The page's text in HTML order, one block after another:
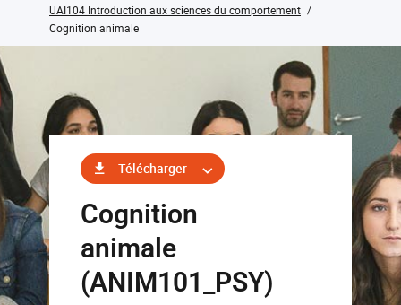
UAI104 Introduction aux sciences du comportement
Cognition animale
Télécharger
Cognition
animale
(ANIM101_PSY)